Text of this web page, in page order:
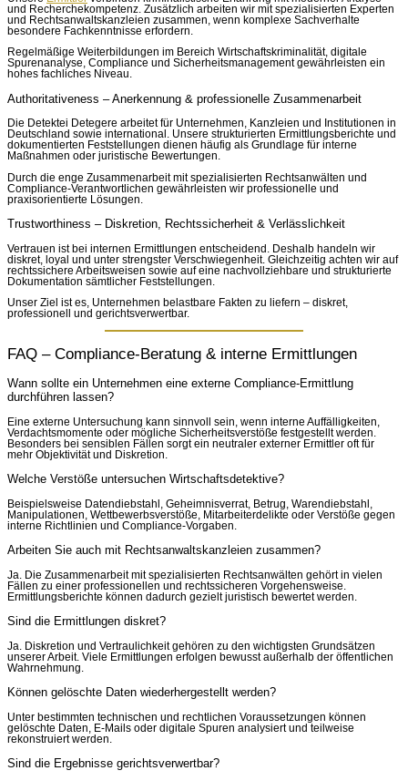
und Recherchekompetenz. Zusätzlich arbeiten wir mit spezialisierten Experten
und Rechtsanwaltskanzleien zusammen, wenn komplexe Sachverhalte
besondere Fachkenntnisse erfordern.
Regelmäßige Weiterbildungen im Bereich Wirtschaftskriminalität, digitale
Spurenanalyse, Compliance und Sicherheitsmanagement gewährleisten ein
hohes fachliches Niveau.
Authoritativeness – Anerkennung & professionelle Zusammenarbeit
Die Detektei Detegere arbeitet für Unternehmen, Kanzleien und Institutionen in
Deutschland sowie international. Unsere strukturierten Ermittlungsberichte und
dokumentierten Feststellungen dienen häufig als Grundlage für interne
Maßnahmen oder juristische Bewertungen.
Durch die enge Zusammenarbeit mit spezialisierten Rechtsanwälten und
Compliance-Verantwortlichen gewährleisten wir professionelle und
praxisorientierte Lösungen.
Trustworthiness – Diskretion, Rechtssicherheit & Verlässlichkeit
Vertrauen ist bei internen Ermittlungen entscheidend. Deshalb handeln wir
diskret, loyal und unter strengster Verschwiegenheit. Gleichzeitig achten wir auf
rechtssichere Arbeitsweisen sowie auf eine nachvollziehbare und strukturierte
Dokumentation sämtlicher Feststellungen.
Unser Ziel ist es, Unternehmen belastbare Fakten zu liefern – diskret,
professionell und gerichtsverwertbar.
FAQ – Compliance-Beratung & interne Ermittlungen
Wann sollte ein Unternehmen eine externe Compliance-Ermittlung
durchführen lassen?
Eine externe Untersuchung kann sinnvoll sein, wenn interne Auffälligkeiten,
Verdachtsmomente oder mögliche Sicherheitsverstöße festgestellt werden.
Besonders bei sensiblen Fällen sorgt ein neutraler externer Ermittler oft für
mehr Objektivität und Diskretion.
Welche Verstöße untersuchen Wirtschaftsdetektive?
Beispielsweise Datendiebstahl, Geheimnisverrat, Betrug, Warendiebstahl,
Manipulationen, Wettbewerbsverstöße, Mitarbeiterdelikte oder Verstöße gegen
interne Richtlinien und Compliance-Vorgaben.
Arbeiten Sie auch mit Rechtsanwaltskanzleien zusammen?
Ja. Die Zusammenarbeit mit spezialisierten Rechtsanwälten gehört in vielen
Fällen zu einer professionellen und rechtssicheren Vorgehensweise.
Ermittlungsberichte können dadurch gezielt juristisch bewertet werden.
Sind die Ermittlungen diskret?
Ja. Diskretion und Vertraulichkeit gehören zu den wichtigsten Grundsätzen
unserer Arbeit. Viele Ermittlungen erfolgen bewusst außerhalb der öffentlichen
Wahrnehmung.
Können gelöschte Daten wiederhergestellt werden?
Unter bestimmten technischen und rechtlichen Voraussetzungen können
gelöschte Daten, E-Mails oder digitale Spuren analysiert und teilweise
rekonstruiert werden.
Sind die Ergebnisse gerichtsverwertbar?